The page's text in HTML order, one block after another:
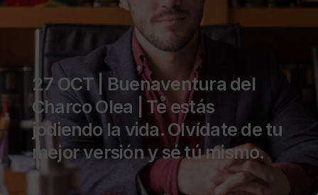
27 OCT | Buenaventura del
Charco Olea | Te estás
jodiendo la vida. Olvídate de tu
mejor versión y sé tú mismo.